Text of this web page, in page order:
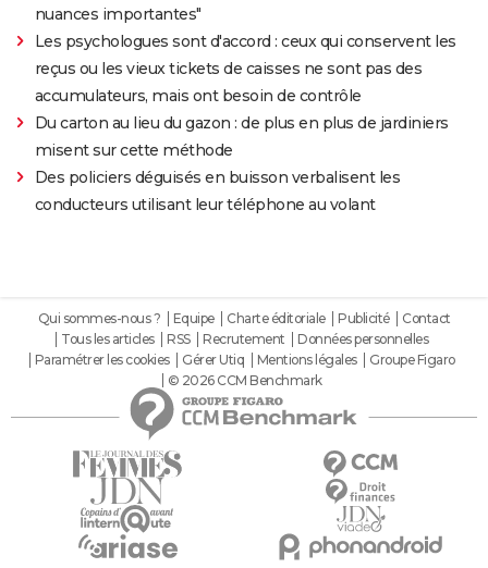
nuances importantes"
Les psychologues sont d'accord : ceux qui conservent les
reçus ou les vieux tickets de caisses ne sont pas des
accumulateurs, mais ont besoin de contrôle
Du carton au lieu du gazon : de plus en plus de jardiniers
misent sur cette méthode
Des policiers déguisés en buisson verbalisent les
conducteurs utilisant leur téléphone au volant
Qui sommes-nous ? Equipe Charte éditoriale Publicité
Contact
Tous les articles
RSS Recrutement
Données personnelles
Paramétrer les cookies
Gérer Utiq Mentions légales
Groupe Figaro
© 2026 CCM Benchmark